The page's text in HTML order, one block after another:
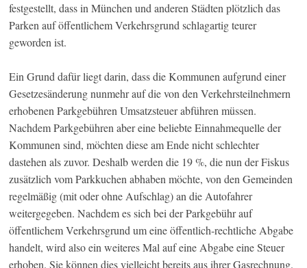
festgestellt, dass in München und anderen Städten plötzlich das
Parken auf öffentlichem Verkehrsgrund schlagartig teurer
geworden ist.
Ein Grund dafür liegt darin, dass die Kommunen aufgrund einer
Gesetzesänderung nunmehr auf die von den Verkehrsteilnehmern
erhobenen Parkgebühren Umsatzsteuer abführen müssen.
Nachdem Parkgebühren aber eine beliebte Einnahmequelle der
Kommunen sind, möchten diese am Ende nicht schlechter
dastehen als zuvor. Deshalb werden die 19 %, die nun der Fiskus
zusätzlich vom Parkkuchen abhaben möchte, von den Gemeinden
regelmäßig (mit oder ohne Aufschlag) an die Autofahrer
weitergegeben. Nachdem es sich bei der Parkgebühr auf
öffentlichem Verkehrsgrund um eine öffentlich-rechtliche Abgabe
handelt, wird also ein weiteres Mal auf eine Abgabe eine Steuer
erhoben. Sie können dies vielleicht bereits aus ihrer Gasrechnung.